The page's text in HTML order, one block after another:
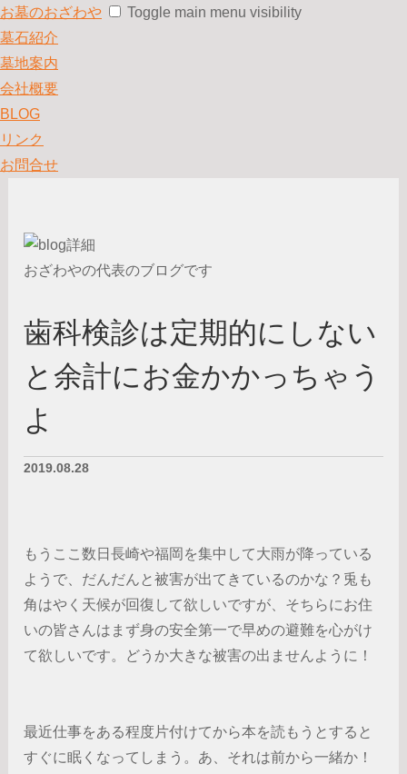
お墓のおざわや
Toggle main menu visibility
墓石紹介
墓地案内
会社概要
BLOG
リンク
お問合せ
おざわやの代表のブログです
歯科検診は定期的にしない
と余計にお金かかっちゃう
よ
2019.08.28
もうここ数日長崎や福岡を集中して大雨が降っている
ようで、だんだんと被害が出てきているのかな？兎も
角はやく天候が回復して欲しいですが、そちらにお住
いの皆さんはまず身の安全第一で早めの避難を心がけ
て欲しいです。どうか大きな被害の出ませんように！
最近仕事をある程度片付けてから本を読もうとすると
すぐに眠くなってしまう。あ、それは前から一緒か！